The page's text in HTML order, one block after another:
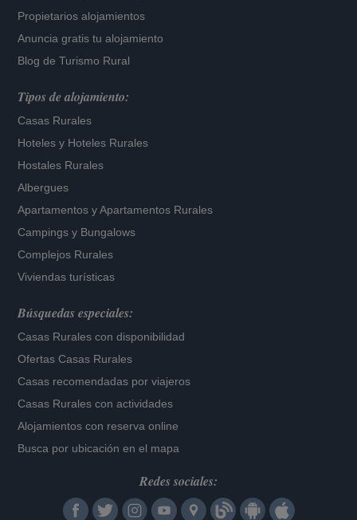
Propietarios alojamientos
Anuncia gratis tu alojamiento
Blog de Turismo Rural
Tipos de alojamiento:
Casas Rurales
Hoteles y Hoteles Rurales
Hostales Rurales
Albergues
Apartamentos yApartamentos Rurales
Campings y Bungalows
Complejos Rurales
Viviendas turísticas
Búsquedas especiales:
Casas Rurales con disponibilidad
Ofertas Casas Rurales
Casas recomendadas por viajeros
Casas Rurales con actividades
Alojamientos con reserva online
Busca por ubicación en el mapa
Redes sociales: